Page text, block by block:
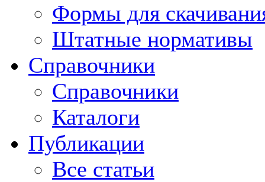
Формы для
Штатные нормативы
Справочники
Справочники
Каталоги
Публикации
Все статьи